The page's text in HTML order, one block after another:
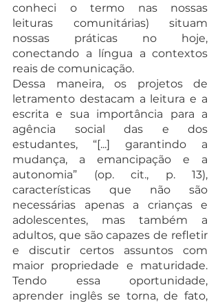
conheci o termo nas nossas
leituras comunitárias) situam
nossas práticas no hoje,
conectando a língua a contextos
reais de comunicação.
Dessa maneira, os projetos de
letramento destacam a leitura e a
escrita e sua importância para a
agência social das e dos
estudantes, “[...] garantindo a
mudança, a emancipação e a
autonomia” (op. cit., p. 13),
características que não são
necessárias apenas a crianças e
adolescentes, mas também a
adultos, que são capazes de refletir
e discutir certos assuntos com
maior propriedade e maturidade.
Tendo essa oportunidade,
aprender inglês se torna, de fato,